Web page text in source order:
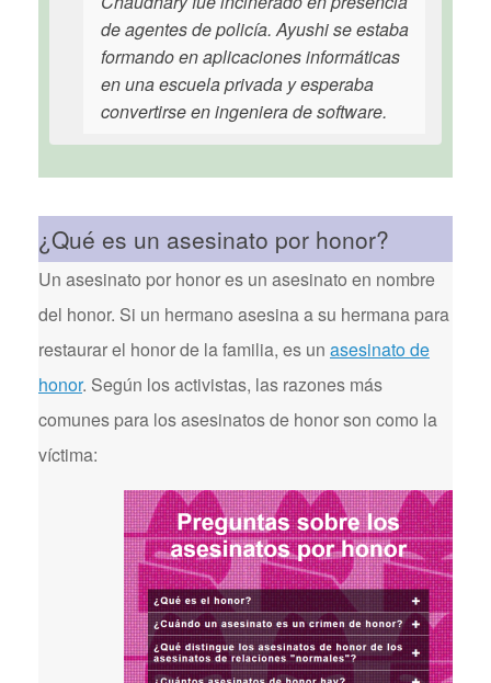
de agentes de policía. Ayushi se estaba
formando en aplicaciones informáticas
en una escuela privada y esperaba
convertirse en ingeniera de software.
¿Qué es un asesinato por honor?
Un asesinato por honor es un asesinato en nombre
del honor. Si un hermano asesina a su hermana para
restaurar el honor de la familia, es un asesinato de
honor. Según los activistas, las razones más
comunes para los asesinatos de honor son como la
víctima: